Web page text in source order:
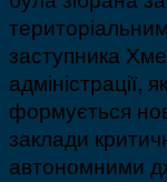
заступника
адміністрації,
формується
заклади
автономними